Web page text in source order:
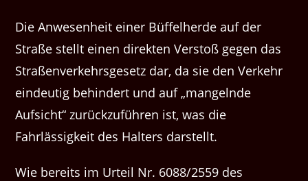
Die Anwesenheit einer Büffelherde auf der
Straße stellt einen direkten Verstoß gegen das
Straßenverkehrsgesetz dar, da sie den Verkehr
eindeutig behindert und auf „mangelnde
Aufsicht“ zurückzuführen ist, was die
Fahrlässigkeit des Halters darstellt.
Wie bereits im Urteil Nr. 6088/2559 des